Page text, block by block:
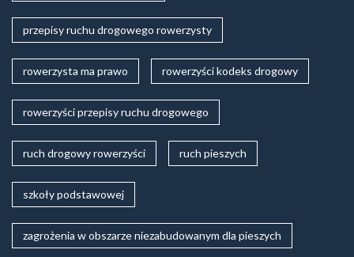
przepisy ruchu drogowego rowerzysty
rowerzysta ma prawo rowerzyści kodeks drogowy
rowerzyści przepisy ruchu drogowego
ruch drogowy rowerzyści ruch pieszych
szkoły podstawowej
zagrożenia w obszarze niezabudowanym dla pieszych